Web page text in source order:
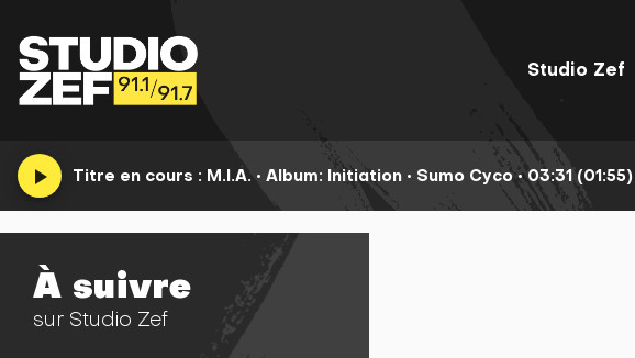
Studio Zef
play_arrow Titre en cours : M.I.A. • Album: Initiation • Sumo Cyco • 03:31 (01:55)
À suivre
sur Studio Zef